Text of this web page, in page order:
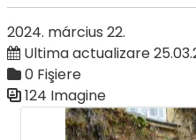
2024. március 22.
Ultima actualizare
0 Fişiere
124 Imagine
Galerie media